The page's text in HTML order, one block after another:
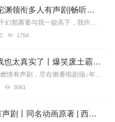
希望有更多的人能听。主播声音
哈！继续关注
情、善良为名的脑残文
大奉打更人丨头陀渊领衔多人有声剧|畅听全集|王鹤棣、田曦薇主演影视剧原著|卖报小郎君
【冒泡有奖】听说杨千幻那厮要与我一较高下，我许七安要开始装叉了！快进入声音播放页戳下方输入框，冒个泡偷偷告诉我，我要用哪些诗词才能胜过他？说得好的，有赏！202...
1754
【燃番啦】这游戏也太真实了丨爆笑废土霸榜神作丨紫襟剧社制作
>>更多好听不套路的燃情有声剧，尽在燃番啦剧场↓年度重磅推荐本专辑为VIP免费专辑每天上午10点5集更新，订阅可以听到最新内容哦！每周抽一个专辑五星优质评论送...
3061
诡秘之主 | 多人有声剧丨同名动画原著 | 西幻克苏鲁 | 乌贼作品